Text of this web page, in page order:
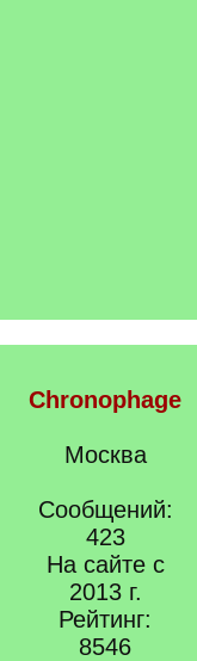
Chronophage
Москва
Сообщений:
423
На сайте с
2013 г.
Рейтинг:
8546